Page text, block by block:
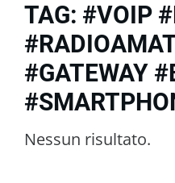
TAG: #VOIP
#GATEWAY
Nessun risultato.